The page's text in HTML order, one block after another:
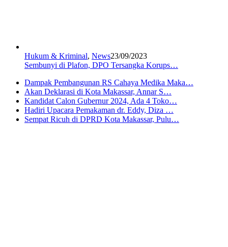
Hukum & Kriminal, News23/09/2023
Sembunyi di Plafon, DPO Tersangka Korups…
Dampak Pembangunan RS Cahaya Medika Maka…
Akan Deklarasi di Kota Makassar, Annar S…
Kandidat Calon Gubernur 2024, Ada 4 Toko…
Hadiri Upacara Pemakaman dr. Eddy, Diza …
Sempat Ricuh di DPRD Kota Makassar, Pulu…